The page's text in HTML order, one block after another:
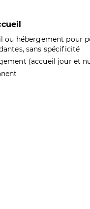
ou hébergement pour
sans spécificité
(accueil jour et